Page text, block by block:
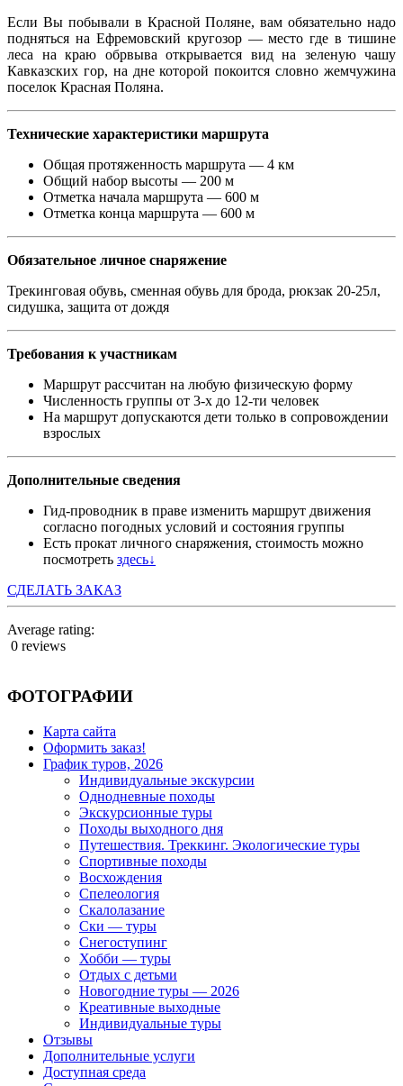
Если Вы побывали в Красной Поляне, вам обязательно надо
подняться на Ефремовский кругозор — место где в тишине
леса на краю обрвыва открывается вид на зеленую чашу
Кавказских гор, на дне которой покоится словно жемчужина
поселок Красная Поляна.
Технические характеристики маршрута
Общая протяженность маршрута — 4 км
Общий набор высоты — 200 м
Отметка начала маршрута — 600 м
Отметка конца маршрута — 600 м
Обязательное личное снаряжение
Трекинговая обувь, сменная обувь для брода, рюкзак 20-25л,
сидушка, защита от дождя
Требования к участникам
Маршрут рассчитан на любую физическую форму
Численность группы от 3-х до 12-ти человек
На маршрут допускаются дети только в сопровождении
взрослых
Дополнительные сведения
Гид-проводник в праве изменить маршрут движения
согласно погодных условий и состояния группы
Есть прокат личного снаряжения, стоимость можно
посмотреть здесь↓
СДЕЛАТЬ ЗАКАЗ
Average rating:
0 reviews
ФОТОГРАФИИ
Карта сайта
Оформить заказ!
График туров, 2026
Индивидуальные экскурсии
Однодневные походы
Экскурсионные туры
Походы выходного дня
Путешествия. Треккинг. Экологические туры
Спортивные походы
Восхождения
Спелеология
Скалолазание
Ски — туры
Снегоступинг
Хобби — туры
Отдых с детьми
Новогодние туры — 2026
Креативные выходные
Индивидуальные туры
Отзывы
Дополнительные услуги
Доступная среда